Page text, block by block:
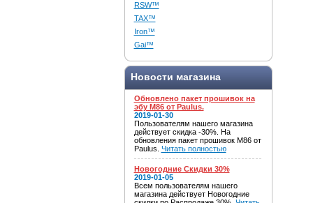
RSW™
TAX™
Iron™
Gai™
Новости магазина
Обновлено пакет прошивок на
эбу M86 от Paulus.
2019-01-30
Пользователям нашего магазина
действует скидка -30%. На
обновления пакет прошивок M86 от
Paulus. Читать полностью
Новогодние Скидки 30%
2019-01-05
Всем пользователям нашего
магазина действует Новогодние